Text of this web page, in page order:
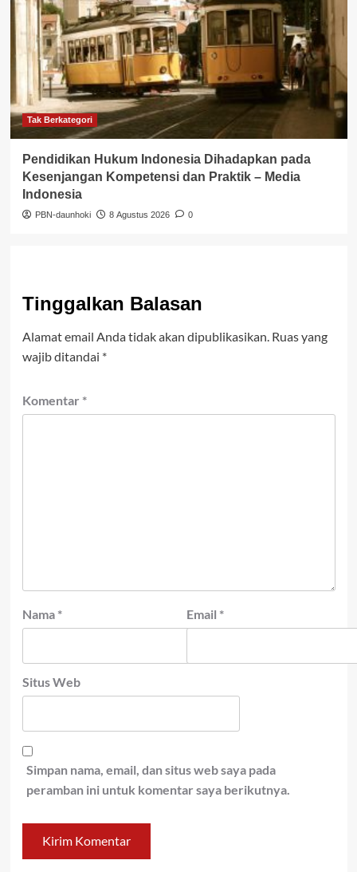
Tak Berkategori
Pendidikan Hukum Indonesia Dihadapkan pada
Kesenjangan Kompetensi dan Praktik – Media
Indonesia
PBN-daunhoki 8 Agustus 2026 0
Tinggalkan Balasan
Alamat email Anda tidak akan dipublikasikan. Ruas yang
wajib ditandai *
Komentar *
Nama * Email *
Situs Web
Simpan nama, email, dan situs web saya pada
peramban ini untuk komentar saya berikutnya.